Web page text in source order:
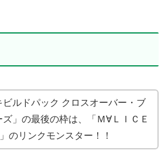
ビルドパック クロスオーバー・ブ
ズ」の最後の枠は、「Ｍ∀ＬＩＣＥ
のリンクモンスター！！